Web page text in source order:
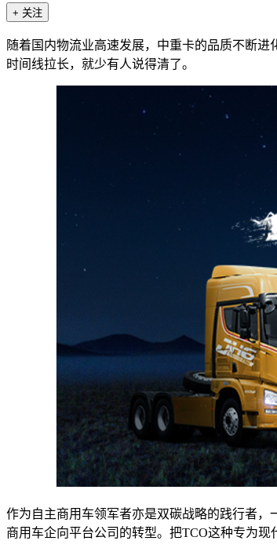
+ 关注
随着国内物流业高速发展，中重卡的品质不断
时间线拉长，就少有人说得清了。
作为自主商用车领军者亦是双碳战略的践行者
商用车企向平台公司的转型。把TCO这种专为